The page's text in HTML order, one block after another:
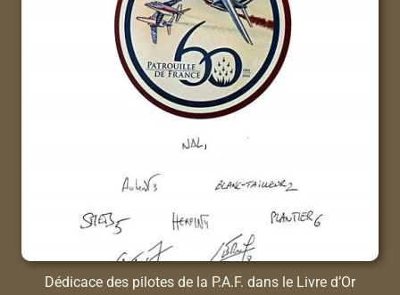
Dédicace des pilotes de la P.A.F. dans le Livre d’Or